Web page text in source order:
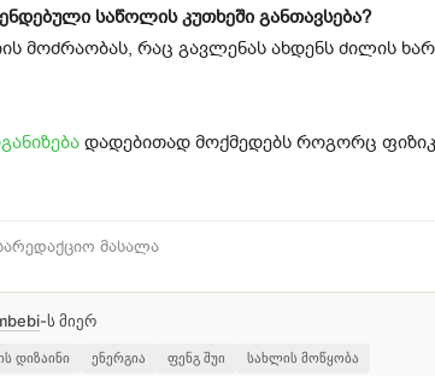
საწოლის კუთხეში განთავსება?
მოძრაობას, რაც გავლენას ახდენს ძილის
დადებითად მოქმედებს როგორც
მასალა
-ს მიერ
დიზაინი ენერგია ფენგ შუი სახლის მოწყობა